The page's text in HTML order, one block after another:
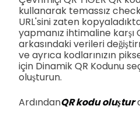
kullanarak temassız
URL'sini zaten
yapmanız ihtimaline karşı
arkasındaki verileri
ve ayrıca kodlarınızın
için Dinamik QR Kodunu
oluşturun.
ArdındanQR kodu oluştur